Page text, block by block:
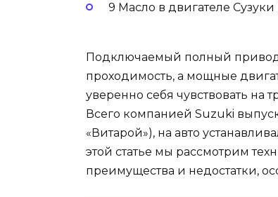
9 Масло в двигателе
Подключаемый полный
проходимость, а мощные
уверенно себя чувствовать на
Всего компанией Suzuki
«Витарой»), на авто
этой статье мы рассмотрим
преимущества и недостатки,